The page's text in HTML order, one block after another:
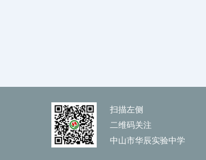
扫描左侧
二维码关注
中山市华辰实验中学